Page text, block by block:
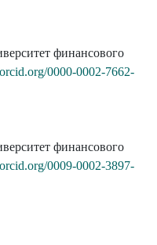
финансового
0000-0002-7662-
финансового
0009-0002-3897-